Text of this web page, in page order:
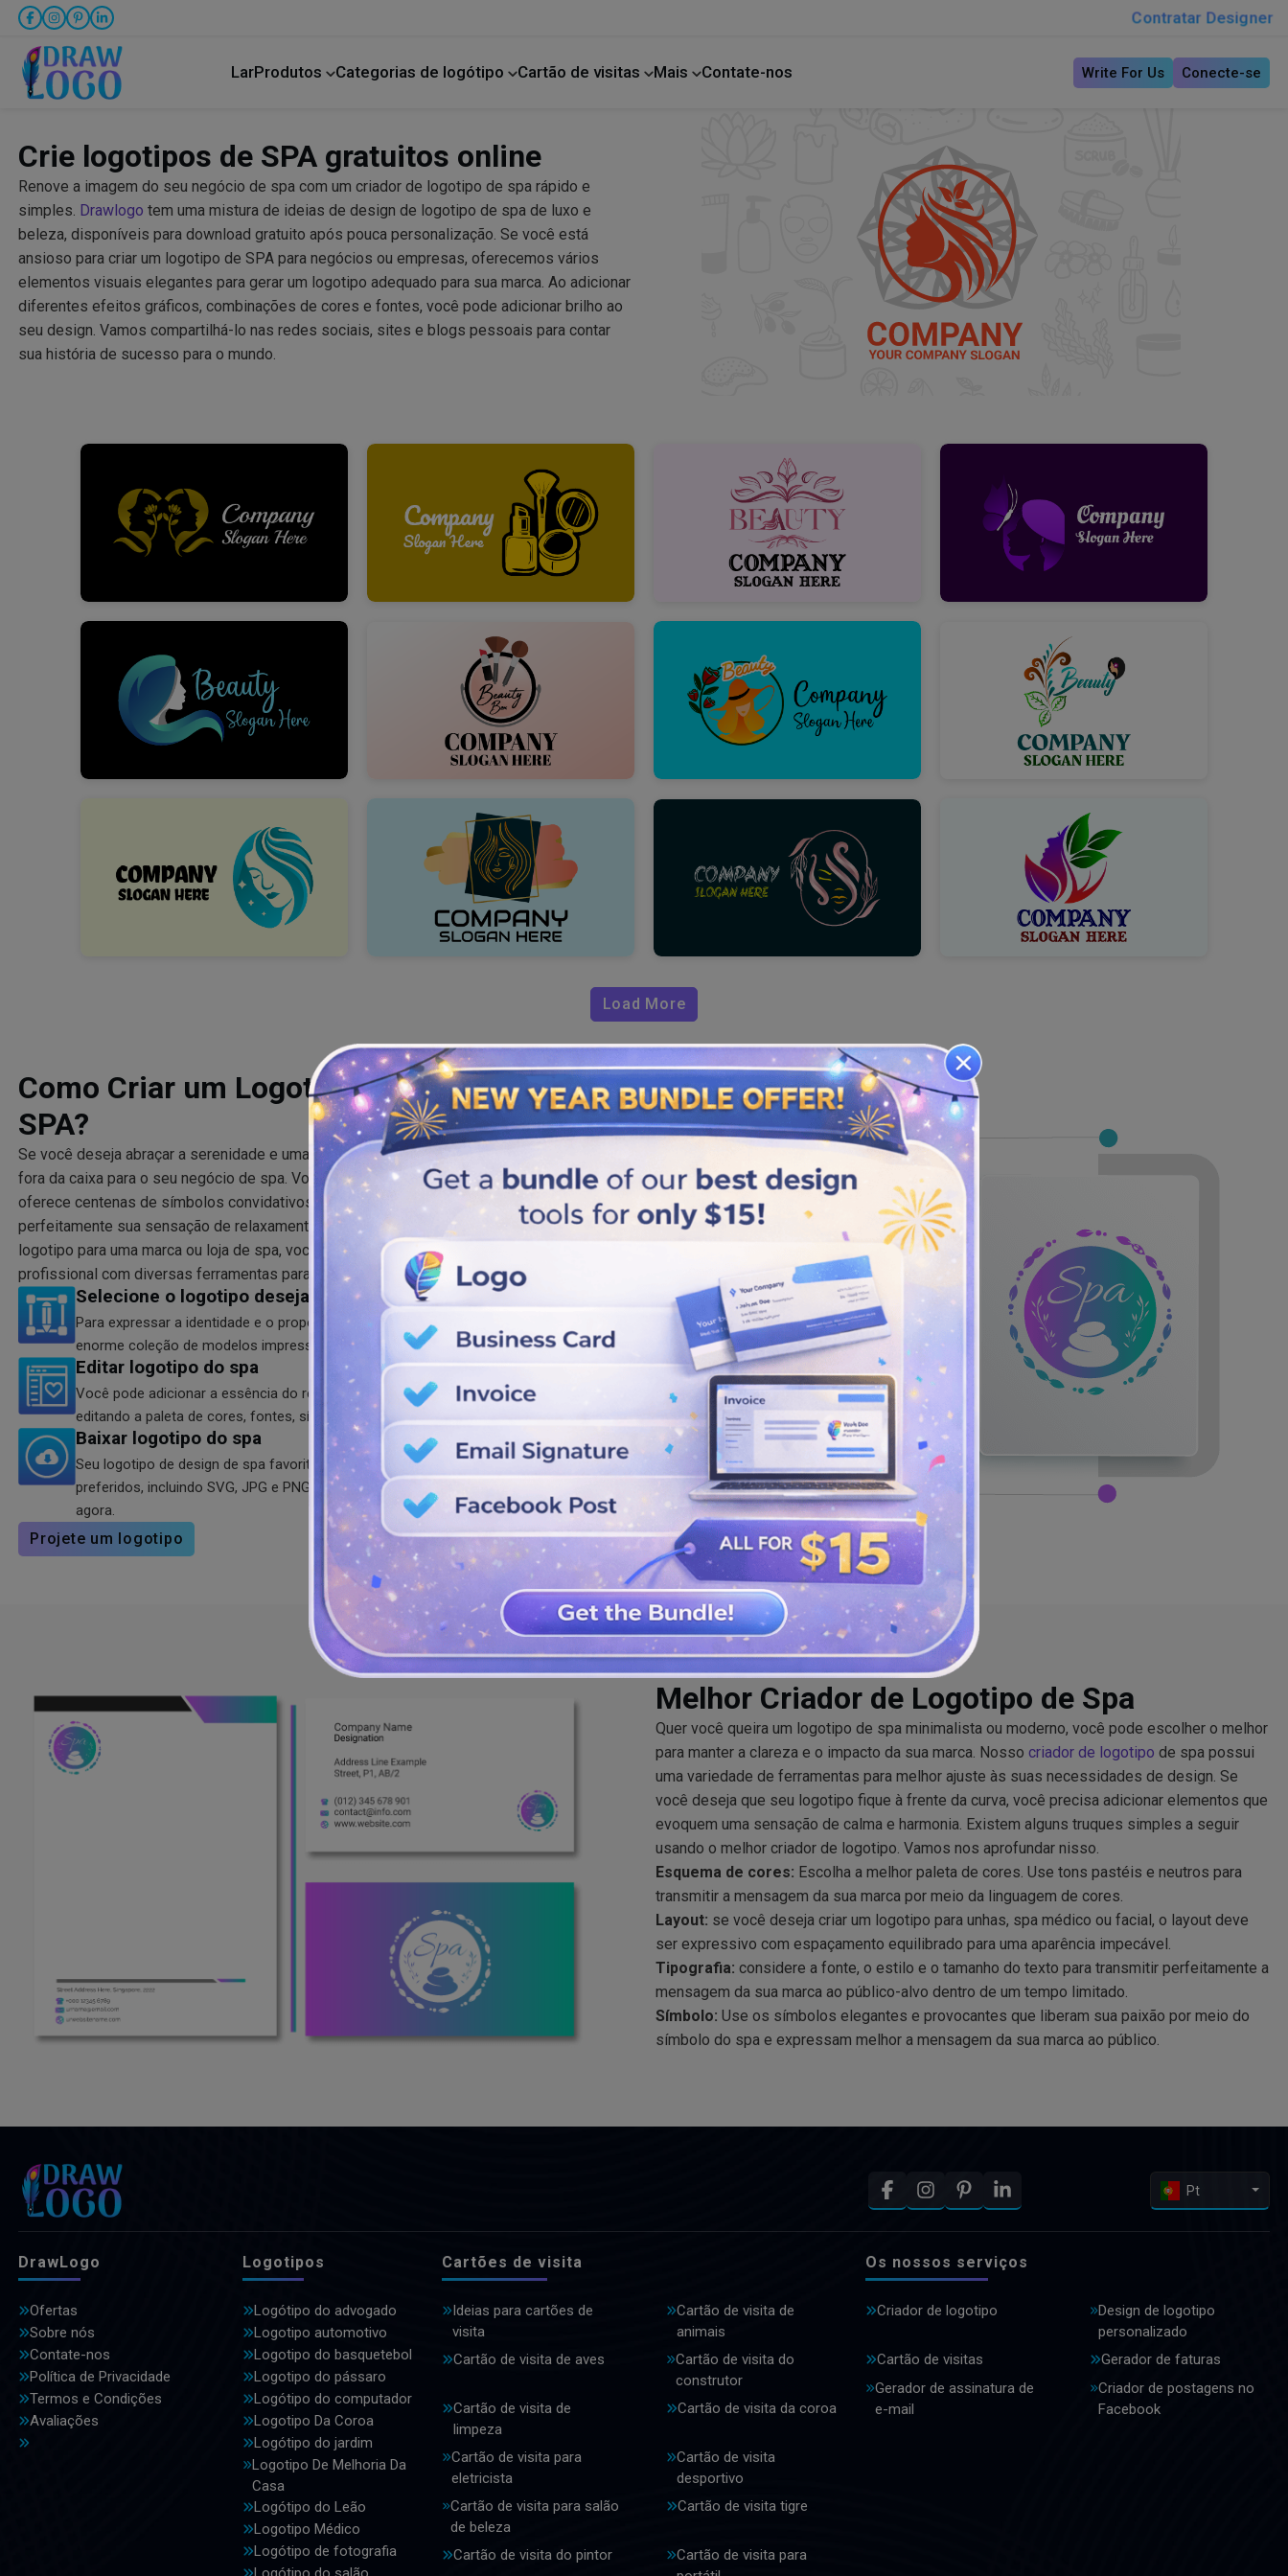
Contratar Designer
LarProdutos Categorias de logótipo Cartão de visitas Mais Contate-nos Write For Us Conecte-se
Crie logotipos de SPA gratuitos online
Renove a imagem do seu negócio de spa com um criador de logotipo de spa rápido e
simples. Drawlogo tem uma mistura de ideias de design de logotipo de spa de luxo e
beleza, disponíveis para download gratuito após pouca personalização. Se você está
ansioso para criar um logotipo de SPA para negócios ou empresas, oferecemos vários
elementos visuais elegantes para gerar um logotipo adequado para sua marca. Ao adicionar
diferentes efeitos gráficos, combinações de cores e fontes, você pode adicionar brilho ao
seu design. Vamos compartilhá-lo nas redes sociais, sites e blogs pessoais para contar
sua história de sucesso para o mundo.
Load More
Como Criar um Logotipo Profissional de
SPA?
Se você deseja abraçar a serenidade e uma sensação de tranquilidade, você precisa pensar
fora da caixa para o seu negócio de spa. Você está se perguntando como? Drawlogo
oferece centenas de símbolos convidativos e versáteis que ajudam você a incorporar
perfeitamente sua sensação de relaxamento, humor e matizes. Se você deseja criar um
logotipo para uma marca ou loja de spa, você tem um criador de logotipo de spa
profissional com diversas ferramentas para explorar até encontrar o seu favorito.
Selecione o logotipo desejado
Para expressar a identidade e o propósito da sua marca, escolha o melhor entre uma
enorme coleção de modelos impressionantes. Você pode desenhar um logotipo agora!
Editar logotipo do spa
Você pode adicionar a essência do rejuvenescimento ao seu logotipo de beleza de spa
editando a paleta de cores, fontes, símbolos e formas.
Baixar logotipo do spa
Seu logotipo de design de spa favorito está pronto para download em seus formatos
preferidos, incluindo SVG, JPG e PNG. Você pode compartilhá-lo em qualquer lugar
agora.
Projete um logotipo
Melhor Criador de Logotipo de Spa
Quer você queira um logotipo de spa minimalista ou moderno, você pode escolher o melhor
para manter a clareza e o impacto da sua marca. Nosso criador de logotipo de spa possui
uma variedade de ferramentas para melhor ajuste às suas necessidades de design. Se
você deseja que seu logotipo fique à frente da curva, você precisa adicionar elementos que
evoquem uma sensação de calma e harmonia. Existem alguns truques simples a seguir
usando o melhor criador de logotipo. Vamos nos aprofundar nisso.
Esquema de cores: Escolha a melhor paleta de cores. Use tons pastéis e neutros para
transmitir a mensagem da sua marca por meio da linguagem de cores.
Layout: se você deseja criar um logotipo para unhas, spa médico ou facial, o layout deve
ser expressivo com espaçamento equilibrado para uma aparência impecável.
Tipografia: considere a fonte, o estilo e o tamanho do texto para transmitir perfeitamente a
mensagem da sua marca ao público-alvo dentro de um tempo limitado.
Símbolo: Use os símbolos elegantes e provocantes que liberam sua paixão por meio do
símbolo do spa e expressam melhor a mensagem da sua marca ao público.
Pt
DrawLogo
Ofertas
Sobre nós
Contate-nos
Política de Privacidade
Termos e Condições
Avaliações
Logotipos
Logótipo do advogado
Logotipo automotivo
Logotipo do basquetebol
Logotipo do pássaro
Logótipo do computador
Logotipo Da Coroa
Logótipo do jardim
Logotipo De Melhoria Da
Casa
Logótipo do Leão
Logotipo Médico
Logótipo de fotografia
Cartões de visita
Ideias para cartões de
visita
Cartão de visita de
animais
Cartão de visita de aves
Cartão de visita do
construtor
Cartão de visita de
limpeza
Cartão de visita da coroa
Cartão de visita para
eletricista
Cartão de visita
desportivo
Cartão de visita para salão
de beleza
Cartão de visita tigre
Cartão de visita do pintor
Cartão de visita para
Os nossos serviços
Criador de logotipo
Design de logotipo
personalizado
Cartão de visitas
Gerador de faturas
Gerador de assinatura de
e-mail
Criador de postagens no
Facebook